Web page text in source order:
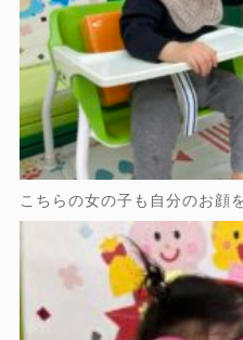
こちらの女の子も自分のお顔